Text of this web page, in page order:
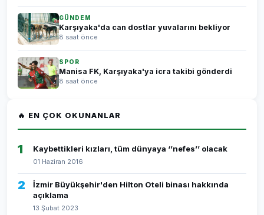
GÜNDEM
Karşıyaka'da can dostlar yuvalarını bekliyor
8 saat önce
SPOR
Manisa FK, Karşıyaka'ya icra takibi gönderdi
8 saat önce
🔥 EN ÇOK OKUNANLAR
1 Kaybettikleri kızları, tüm dünyaya ‘’nefes’’ olacak
01 Haziran 2016
2
İzmir Büyükşehir'den Hilton Oteli binası hakkında
açıklama
13 Şubat 2023